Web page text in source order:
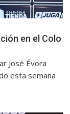
en el Colo
José Évora
esta semana